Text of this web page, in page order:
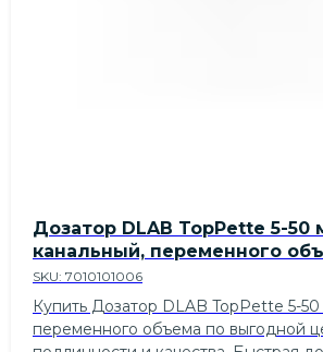
Дозатор DLAB TopPette 5-50
канальный, переменного
SKU: 7010101006
Купить Дозатор DLAB TopPette 5-50
переменного объема по выгодной